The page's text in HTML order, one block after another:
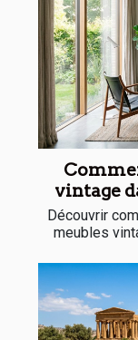
vintage
Découvrir
meubles